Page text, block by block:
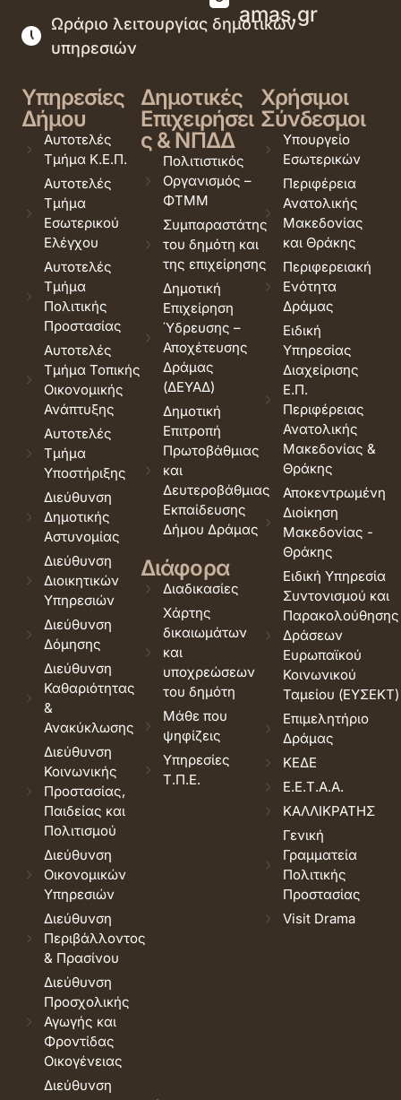
amas.gr
Ωράριο λειτουργίας δημοτικών
υπηρεσιών
Υπηρεσίες
Δήμου
Αυτοτελές
Τμήμα Κ.Ε.Π.
Αυτοτελές
Τμήμα
Εσωτερικού
Ελέγχου
Αυτοτελές
Τμήμα
Πολιτικής
Προστασίας
Αυτοτελές
Τμήμα Τοπικής
Οικονομικής
Ανάπτυξης
Αυτοτελές
Τμήμα
Υποστήριξης
Διεύθυνση
Δημοτικής
Αστυνομίας
Διεύθυνση
Διοικητικών
Υπηρεσιών
Διεύθυνση
Δόμησης
Διεύθυνση
Καθαριότητας
&
Ανακύκλωσης
Διεύθυνση
Κοινωνικής
Προστασίας,
Παιδείας και
Πολιτισμού
Διεύθυνση
Οικονομικών
Υπηρεσιών
Διεύθυνση
Περιβάλλοντος
& Πρασίνου
Διεύθυνση
Προσχολικής
Αγωγής και
Φροντίδας
Οικογένειας
Διεύθυνση
Δημοτικές
Επιχειρήσει
ς & ΝΠΔΔ
Πολιτιστικός
Οργανισμός –
ΦΤΜΜ
Συμπαραστάτης
του δημότη και
της επιχείρησης
Δημοτική
Επιχείρηση
Ύδρευσης –
Αποχέτευσης
Δράμας
(ΔΕΥΑΔ)
Δημοτική
Επιτροπή
Πρωτοβάθμιας
και
Δευτεροβάθμιας
Εκπαίδευσης
Δήμου Δράμας
Διάφορα
Διαδικασίες
Χάρτης
δικαιωμάτων
και
υποχρεώσεων
του δημότη
Μάθε που
ψηφίζεις
Υπηρεσίες
Τ.Π.Ε.
Χρήσιμοι
Σύνδεσμοι
Υπουργείο
Εσωτερικών
Περιφέρεια
Ανατολικής
Μακεδονίας
και Θράκης
Περιφερειακή
Ενότητα
Δράμας
Ειδική
Υπηρεσίας
Διαχείρισης
Ε.Π.
Περιφέρειας
Ανατολικής
Μακεδονίας &
Θράκης
Αποκεντρωμένη
Διοίκηση
Μακεδονίας -
Θράκης
Ειδική Υπηρεσία
Συντονισμού και
Παρακολούθησης
Δράσεων
Ευρωπαϊκού
Κοινωνικού
Ταμείου (ΕΥΣΕΚΤ)
Επιμελητήριο
Δράμας
ΚΕΔΕ
Ε.Ε.Τ.Α.Α.
ΚΑΛΛΙΚΡΑΤΗΣ
Γενική
Γραμματεία
Πολιτικής
Προστασίας
Visit Drama